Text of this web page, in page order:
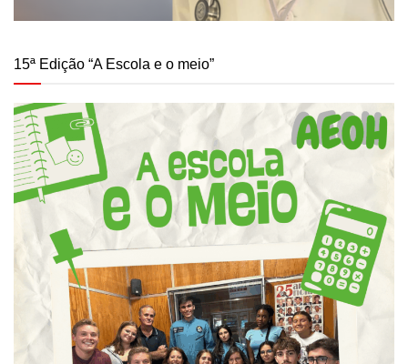
15ª Edição “A Escola e o meio”